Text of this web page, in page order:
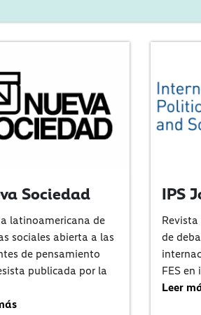
Sociedad
latinoamericana de
sociales abierta a las
de pensamiento
publicada por la
IPS
Revista
de
FES en
Leer